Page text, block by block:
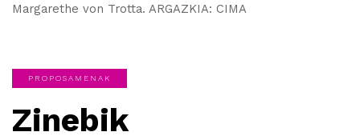
Margarethe von Trotta. ARGAZKIA: CIMA
PROPOSAMENAK
Zinebik